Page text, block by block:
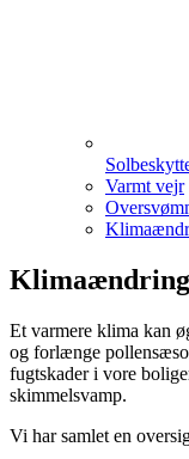
Varmt vejr
Et varmere klima kan
og forlænge
fugtskader i vore
skimmelsvamp.
Vi har samlet en